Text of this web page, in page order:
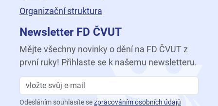
Organizační struktura
Newsletter FD ČVUT
Mějte všechny novinky o dění na FD ČVUT z
první ruky! Přihlaste se k našemu newsletteru.
Odesláním souhlasíte sezpracováním osobních údajů